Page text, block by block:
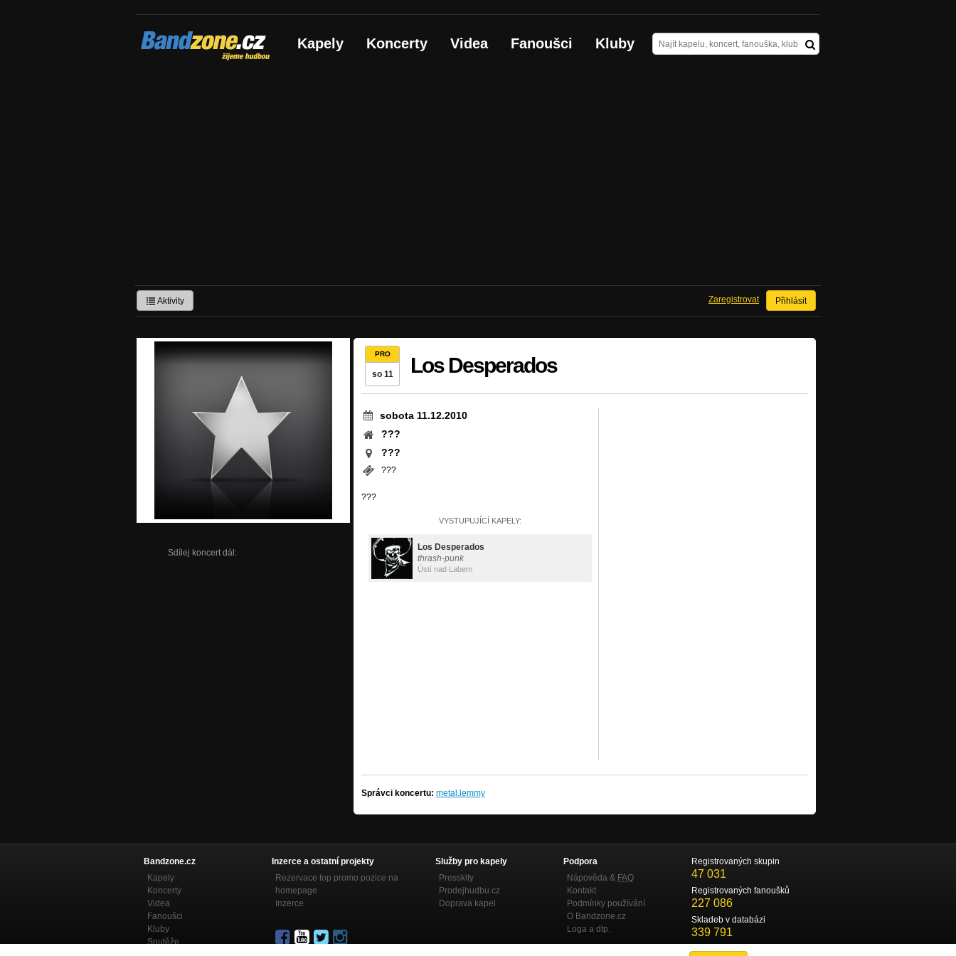
Bandzone.cz
žijeme hudbou Kapely Koncerty Videa Fanoušci Kluby
Aktivity Přihlásit
Zaregistrovat
Sdílej koncert dál:
PRO
so 11 Los Desperados
sobota 11.12.2010
???
???
???
???
VYSTUPUJÍCÍ KAPELY:
Los Desperados
thrash-punk
Ústí nad Labem
Správci koncertu: metal.lemmy
Bandzone.cz
Kapely
Koncerty
Videa
Fanoušci
Kluby
Soutěže
Inzerce a ostatní projekty
Rezervace top promo pozice na
homepage
Inzerce
Služby pro kapely
Presskity
Prodejhudbu.cz
Doprava kapel
Podpora
Nápověda & FAQ
Kontakt
Podmínky používání
O Bandzone.cz
Loga a dtp.
Registrovaných skupin
47 031
Registrovaných fanoušků
227 086
Skladeb v databázi
339 791